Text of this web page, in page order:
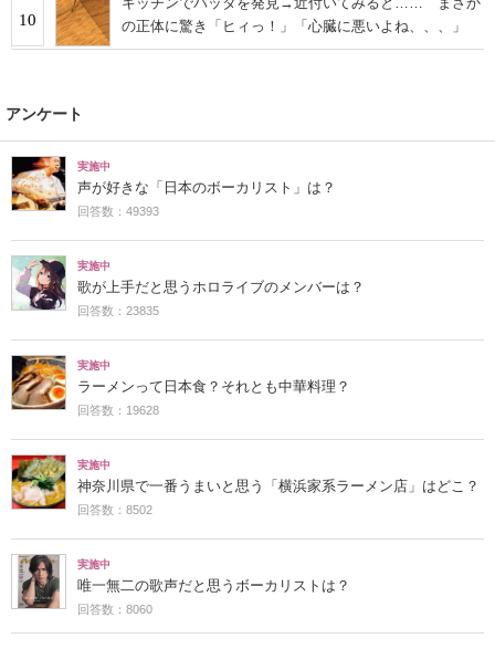
10
の正体に驚き「ヒィっ！」「心臓に悪いよね、、、」
アンケート
実施中
声が好きな「日本のボーカリスト」は？
回答数：49393
実施中
歌が上手だと思うホロライブのメンバーは？
回答数：23835
実施中
ラーメンって日本食？それとも中華料理？
回答数：19628
実施中
神奈川県で一番うまいと思う「横浜家系ラーメン店」はどこ？
回答数：8502
実施中
唯一無二の歌声だと思うボーカリストは？
回答数：8060